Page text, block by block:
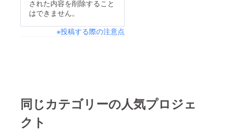
された内容を削除すること
はできません。
※投稿する際の注意点
同じカテゴリーの人気プロジェ
クト